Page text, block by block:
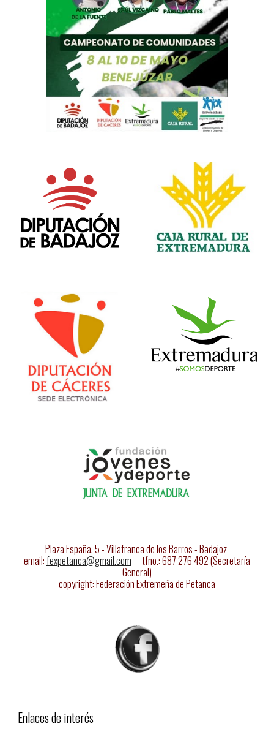
Plaza España, 5 - Villafranca de los Barros - Badajoz
email:fexpetanca@gmail.com - tfno.: 687 276 492 (Secretaría
General)
copyright: Federación Extremeña de Petanca
Enlaces de interés